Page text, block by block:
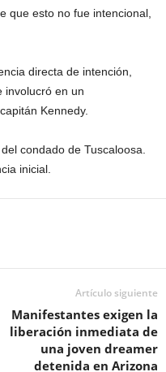
que esto no fue intencional,
directa de intención,
involucró en un
Kennedy.
condado de Tuscaloosa.
inicial.
Artículo siguiente
Manifestantes exigen la
liberación inmediata de
una joven dreamer
detenida en Arizona